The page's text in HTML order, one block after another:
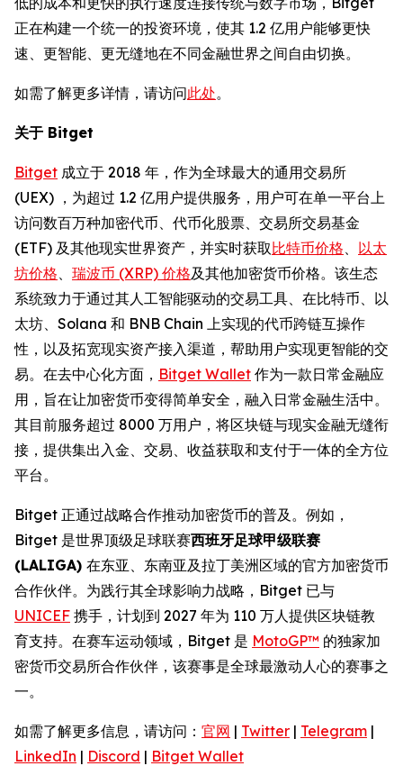
正在构建一个统一的投资环境，使其 1.2 亿用户能够更快
速、更智能、更无缝地在不同金融世界之间自由切换。
如需了解更多详情，请访问此处。
关于 Bitget
Bitget 成立于 2018 年，作为全球最大的通用交易所
(UEX) ，为超过 1.2 亿用户提供服务，用户可在单一平台上
访问数百万种加密代币、代币化股票、交易所交易基金
(ETF) 及其他现实世界资产，并实时获取 比特币价格、 以太
坊价格、 瑞波币 (XRP) 价格及其他加密货币价格。该生态
系统致力于通过其人工智能驱动的交易工具、在比特币、以
太坊、Solana 和 BNB Chain 上实现的代币跨链互操作
性，以及拓宽现实资产接入渠道，帮助用户实现更智能的交
易。在去中心化方面， Bitget Wallet 作为一款日常金融应
用，旨在让加密货币变得简单安全，融入日常金融生活中。
其目前服务超过 8000 万用户，将区块链与现实金融无缝衔
接，提供集出入金、交易、收益获取和支付于一体的全方位
平台。
Bitget 正通过战略合作推动加密货币的普及。例如，
Bitget 是世界顶级足球联赛西班牙足球甲级联赛
(LALIGA) 在东亚、东南亚及拉丁美洲区域的官方加密货币
合作伙伴。为践行其全球影响力战略，Bitget 已与
UNICEF 携手，计划到 2027 年为 110 万人提供区块链教
育支持。在赛车运动领域，Bitget 是 MotoGP™ 的独家加
密货币交易所合作伙伴，该赛事是全球最激动人心的赛事之
一。
如需了解更多信息，请访问： 官网 | Twitter | Telegram |
LinkedIn | Discord | Bitget Wallet